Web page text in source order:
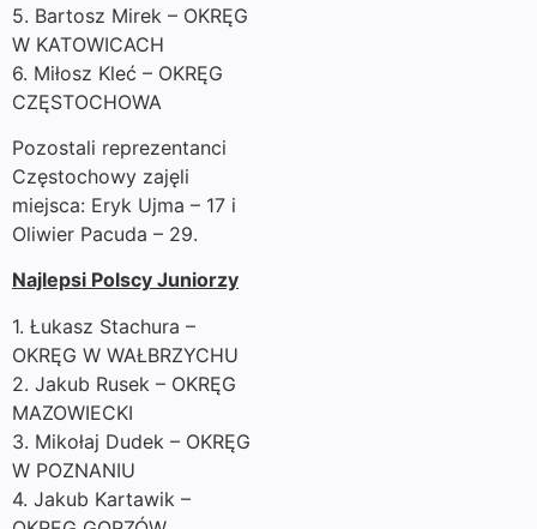
5. Bartosz Mirek – OKRĘG
W KATOWICACH
6. Miłosz Kleć – OKRĘG
CZĘSTOCHOWA
Pozostali reprezentanci
Częstochowy zajęli
miejsca: Eryk Ujma – 17 i
Oliwier Pacuda – 29.
Najlepsi Polscy Juniorzy
1. Łukasz Stachura –
OKRĘG W WAŁBRZYCHU
2. Jakub Rusek – OKRĘG
MAZOWIECKI
3. Mikołaj Dudek – OKRĘG
W POZNANIU
4. Jakub Kartawik –